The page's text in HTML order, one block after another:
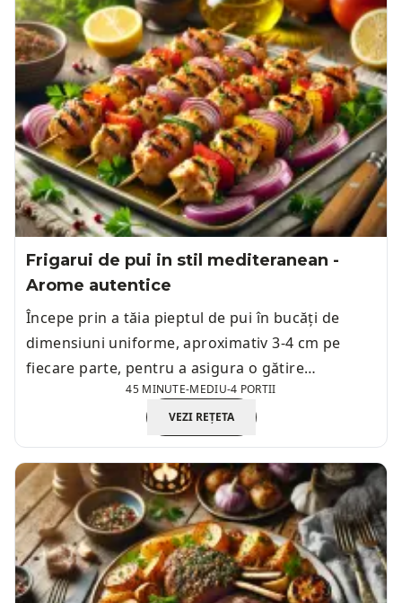
Frigarui de pui in stil mediteranean -
Arome autentice
Începe prin a tăia pieptul de pui în bucăți de
dimensiuni uniforme, aproximativ 3-4 cm pe
fiecare parte, pentru a asigura o gătire
45 MINUTE-MEDIU-4 PORTII
VEZI REȚETA